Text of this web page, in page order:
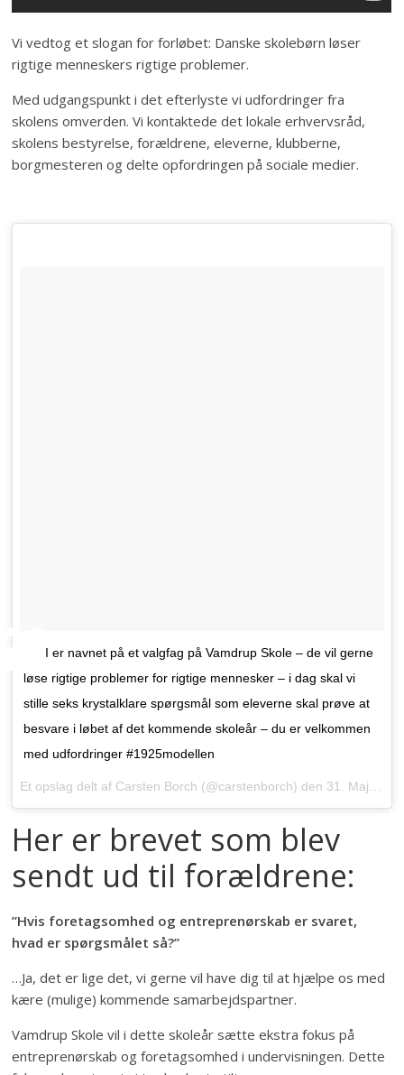
Vi vedtog et slogan for forløbet: Danske skolebørn løser
rigtige menneskers rigtige problemer.
Med udgangspunkt i det efterlyste vi udfordringer fra
skolens omverden. Vi kontaktede det lokale erhvervsråd,
skolens bestyrelse, forældrene, eleverne, klubberne,
borgmesteren og delte opfordringen på sociale medier.
NIDI er navnet på et valgfag på Vamdrup Skole – de vil gerne
løse rigtige problemer for rigtige mennesker – i dag skal vi
stille seks krystalklare spørgsmål som eleverne skal prøve at
besvare i løbet af det kommende skoleår – du er velkommen
med udfordringer #1925modellen
Et opslag delt af Carsten Borch (@carstenborch) den 31. Maj 2016 kl. 4:34 PDT
Her er brevet som blev
sendt ud til forældrene:
”Hvis foretagsomhed og entreprenørskab er svaret,
hvad er spørgsmålet så?”
…Ja, det er lige det, vi gerne vil have dig til at hjælpe os med
kære (mulige) kommende samarbejdspartner.
Vamdrup Skole vil i dette skoleår sætte ekstra fokus på
entreprenørskab og foretagsomhed i undervisningen. Dette